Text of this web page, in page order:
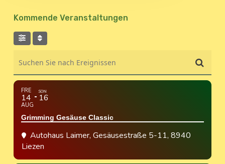
Kommende Veranstaltungen
FRE
14
AUG
SON
16
Grimming Gesäuse Classic
Autohaus Laimer, Gesäusestraße 5-11, 8940
Liezen